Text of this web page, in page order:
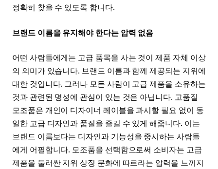
정확히 찾을 수 있도록 합니다.
브랜드 이름을 유지해야 한다는 압력 없음
어떤 사람들에게는 고급 품목을 사는 것이 제품 자체 이상
의 의미가 있습니다. 브랜드 이름과 함께 제공되는 지위에
대한 것입니다. 그러나 모든 사람이 고급 제품을 소유하는
것과 관련된 명성에 관심이 있는 것은 아닙니다. 고품질
모조품은 개인이 디자이너 레이블을 과시할 필요 없이 동
일한 고급 디자인과 품질을 즐길 수 있게 해줍니다. 이는
브랜드 이름보다는 디자인과 기능성을 중시하는 사람들
에게 어필합니다. 모조품을 선택함으로써 소비자는 고급
제품을 둘러싼 지위 상징 문화에 따르라는 압력을 느끼지